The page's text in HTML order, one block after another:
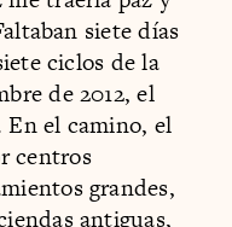
siete días
ciclos de la
de 2012, el
el camino, el
centros
grandes,
antiguas,